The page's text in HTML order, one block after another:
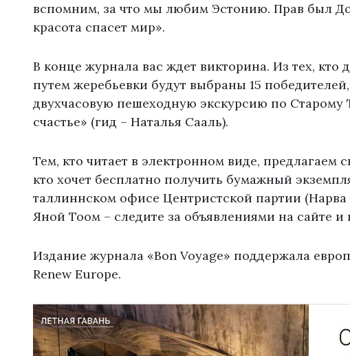
вспомним, за что мы любим Эстонию. Прав был
красота спасет мир».
В конце журнала вас ждет викторина. Из тех, кто
путем жеребьевки будут выбраны 15
двухчасовую пешеходную экскурсию по
счастье» (гид – Наталья Сааль).
Тем, кто читает в электронном виде, предлагаем
кто хочет бесплатно получить бумажный
таллиннском офисе Центристской партии (Нарва
Яной Тоом – следите за объявлениями на сайте и
Издание журнала «Bon Voyage» поддержала
Renew Europe.